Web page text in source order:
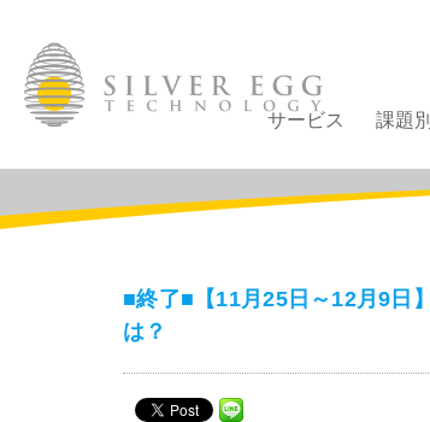
サービス 課題
■終了■【11月25日～12月9日
は？